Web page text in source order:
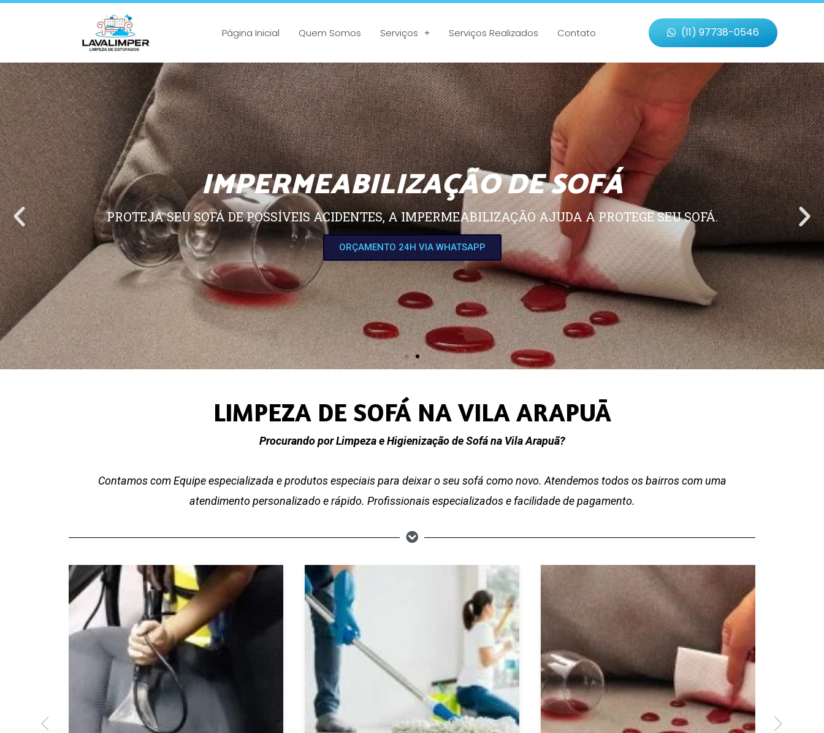
Página Inicial Quem Somos Serviços Serviços Realizados Contato (11) 97738-0546
IMPERMEABILIZAÇÃO DE SOFÁ
PROTEJA SEU SOFÁ DE POSSÍVEIS ACIDENTES, A IMPERMEABILIZAÇÃO AJUDA A PROTEGE SEU SOFÁ.
ORÇAMENTO 24H VIA WHATSAPP
LIMPEZA DE SOFÁ NA VILA ARAPUÃ
Procurando por Limpeza e Higienização de Sofá na Vila Arapuã?
Contamos com Equipe especializada e produtos especiais para deixar o seu sofá como novo. Atendemos todos os bairros com uma
atendimento personalizado e rápido. Profissionais especializados e facilidade de pagamento.